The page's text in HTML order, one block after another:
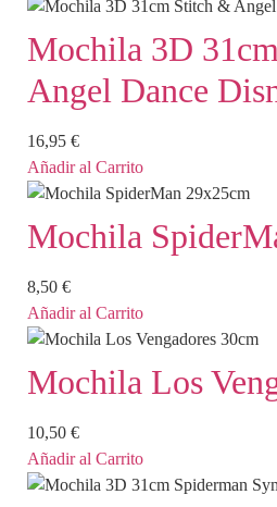
Mochila 3D
Angel Dance
16,95 €
Añadir al Carrito
Mochila
8,50 €
Añadir al Carrito
Mochila Los
10,50 €
Añadir al Carrito